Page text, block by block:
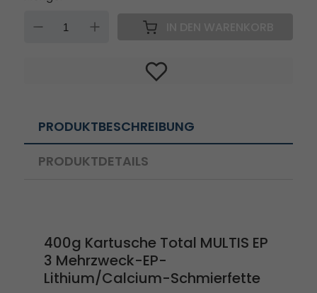
DOWN
PRODUKTBESCHREIBUNG
PRODUKTDETAILS
400g Kartusche Total MULTIS EP
3 Mehrzweck-EP-
Lithium/Calcium-Schmierfette